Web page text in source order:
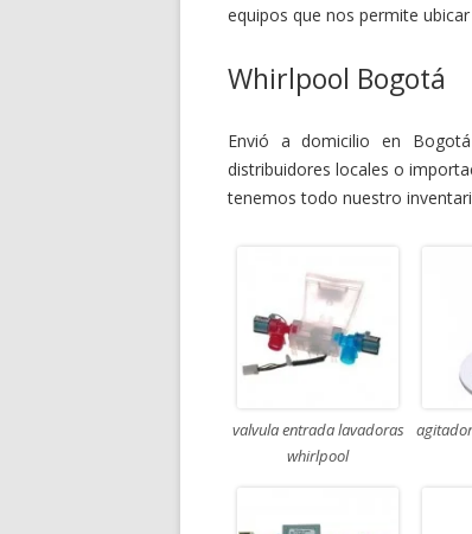
equipos que nos permite
Whirlpool Bogotá
Envió a domicilio en
distribuidores locales o
tenemos todo nuestro
valvula entrada lavadoras
whirlpool